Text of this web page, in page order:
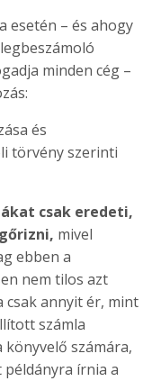
esetén – és ahogy
minden cég –
és
törvény szerinti
csak eredeti,
mivel
ebben a
nem tilos azt
csak annyit ér, mint
számla
könyvelő számára,
írnia a